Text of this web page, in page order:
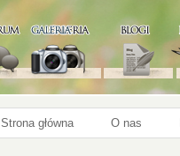
Strona główna O nas